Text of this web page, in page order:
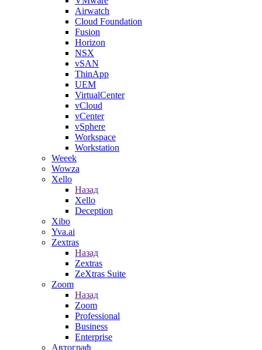
Airwatch
Cloud Foundation
Fusion
Horizon
NSX
vSAN
ThinApp
UEM
VirtualCenter
vCloud
vCenter
vSphere
Workspace
Workstation
Weeek
Wowza
Xello
Назад
Xello
Deception
Xibo
Yva.ai
Zextras
Назад
Zextras
ZeXtras Suite
Zoom
Назад
Zoom
Professional
Business
Enterprise
Автограф